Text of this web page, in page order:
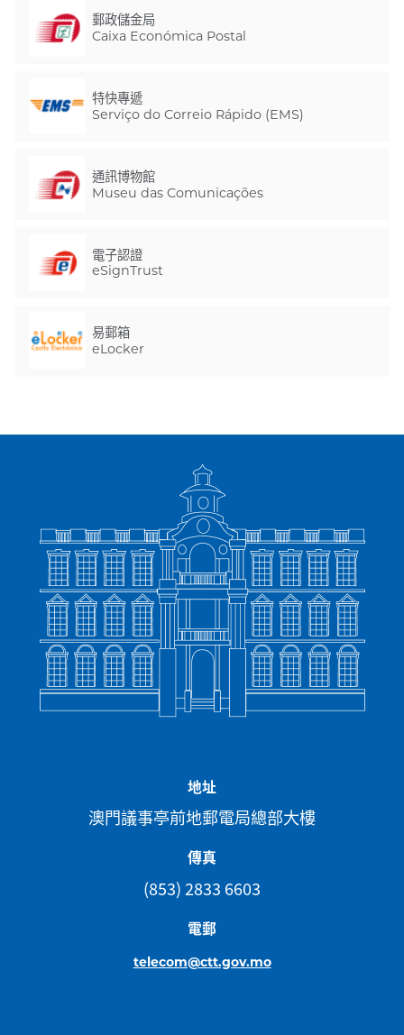
郵政儲金局
Caixa Económica Postal
特快專遞
Serviço do Correio Rápido (EMS)
通訊博物館
Museu das Comunicações
電子認證
eSignTrust
易郵箱
eLocker
地址
澳門議事亭前地郵電局總部大樓
傳真
(853) 2833 6603
電郵
telecom@ctt.gov.mo